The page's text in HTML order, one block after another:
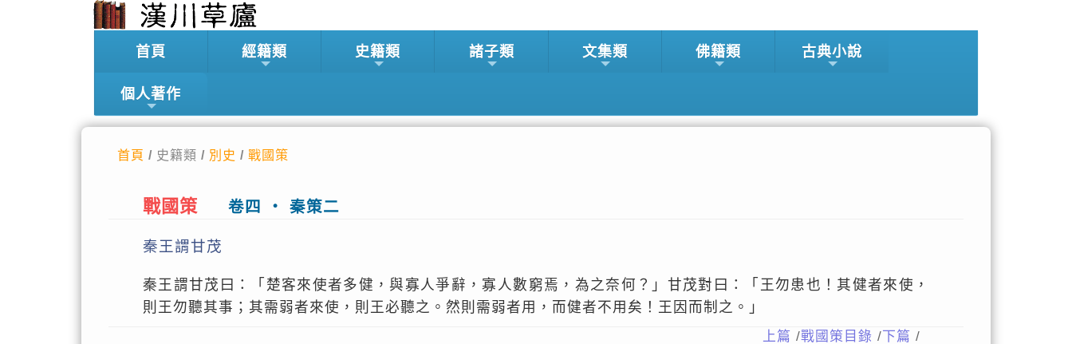
首頁 經籍類 史籍類 諸子類 文集類 佛籍類 古典小說
個人著作
首頁 / 史籍類 / 別史 / 戰國策
戰國策 卷四 ‧ 秦策二
秦王謂甘茂
秦王謂甘茂曰：「楚客來使者多健，與寡人爭辭，寡人數窮焉，為之奈何？」甘茂對曰：「王勿患也！其健者來使，
則王勿聽其事；其需弱者來使，則王必聽之。然則需弱者用，而健者不用矣！王因而制之。」
上篇 /戰國策目錄 / 下篇 /